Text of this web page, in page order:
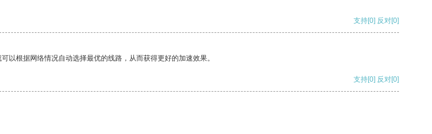
支持[0] 反对[0]
根据网络情况自动选择最优的线路，从而获得更好的加速效果。
支持[0] 反对[0]